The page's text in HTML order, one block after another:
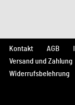
Kontakt AGB
Versand und Zahlung
Widerrufsbelehrung